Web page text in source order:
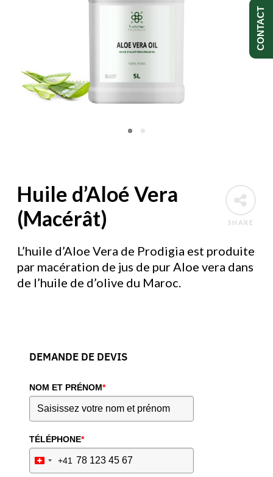
SHARE
Huile d’Aloé Vera
(Macérât)
L’huile d’Aloe Vera de Prodigia est produite
par macération de jus de pur Aloe vera dans
de l’huile de d’olive du Maroc.
DEMANDE DE DEVIS
NOM ET PRÉNOM*
TÉLÉPHONE*
Switzerland
+41
CONTACT